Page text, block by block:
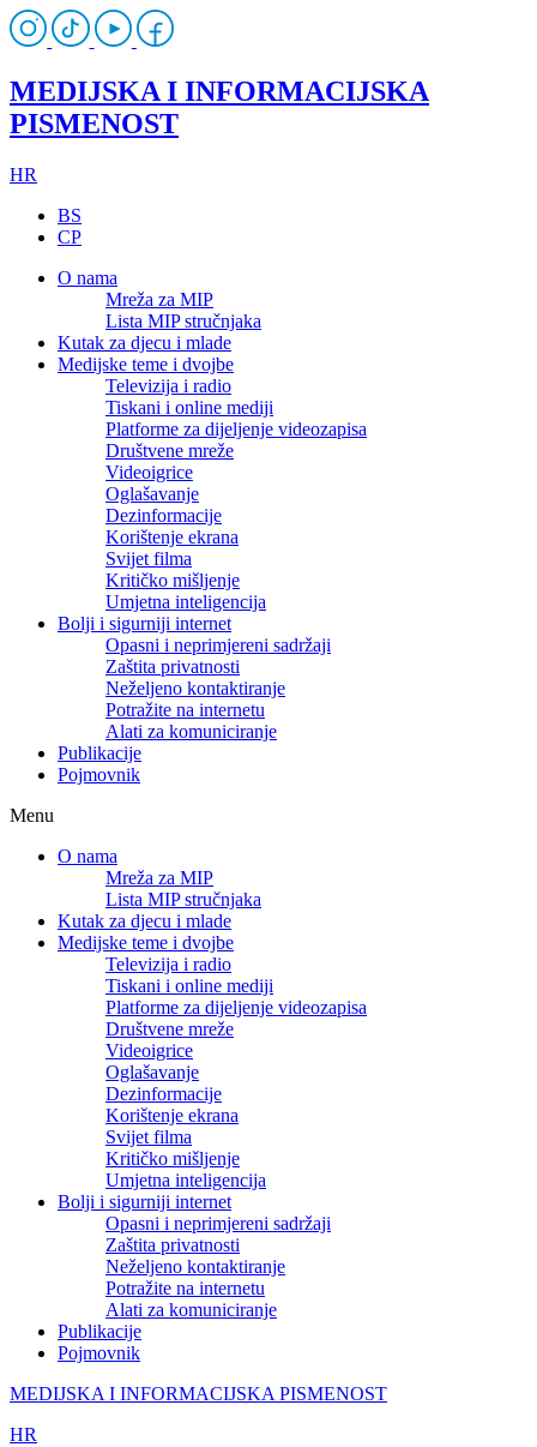
MEDIJSKA I INFORMACIJSKA
PISMENOST
HR
BS
CP
O nama
Mreža za MIP
Lista MIP stručnjaka
Kutak za djecu i mlade
Medijske teme i dvojbe
Televizija i radio
Tiskani i online mediji
Platforme za dijeljenje videozapisa
Društvene mreže
Videoigrice
Oglašavanje
Dezinformacije
Korištenje ekrana
Svijet filma
Kritičko mišljenje
Umjetna inteligencija
Bolji i sigurniji internet
Opasni i neprimjereni sadržaji
Zaštita privatnosti
Neželjeno kontaktiranje
Potražite na internetu
Alati za komuniciranje
Publikacije
Pojmovnik
Menu
O nama
Mreža za MIP
Lista MIP stručnjaka
Kutak za djecu i mlade
Medijske teme i dvojbe
Televizija i radio
Tiskani i online mediji
Platforme za dijeljenje videozapisa
Društvene mreže
Videoigrice
Oglašavanje
Dezinformacije
Korištenje ekrana
Svijet filma
Kritičko mišljenje
Umjetna inteligencija
Bolji i sigurniji internet
Opasni i neprimjereni sadržaji
Zaštita privatnosti
Neželjeno kontaktiranje
Potražite na internetu
Alati za komuniciranje
Publikacije
Pojmovnik
MEDIJSKA I INFORMACIJSKA PISMENOST
HR